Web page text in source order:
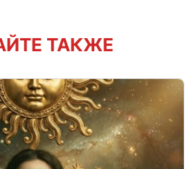
ТАКЖЕ